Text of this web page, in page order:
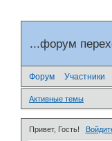
...форум
Форум Участники
Активные темы
Привет, Гость!